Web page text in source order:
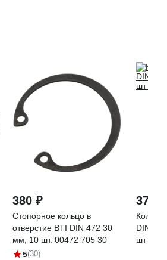
380 ₽
Стопорное кольцо в
отверстие BTI DIN 472 30
мм, 10 шт. 00472 705 30
5(30)
371 ₽
DIN472
шт